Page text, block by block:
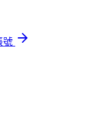
號